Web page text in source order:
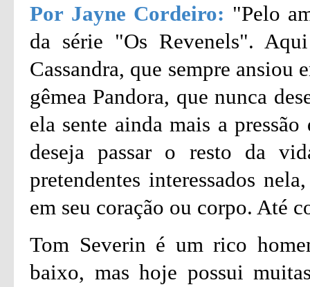
Por Jayne Cordeiro: "Pelo
da série "Os Revenels".
Cassandra, que sempre ansiou
gêmea Pandora, que nunca
ela sente ainda mais a
deseja passar o resto da
pretendentes interessados
em seu coração ou corpo. Até
Tom Severin é um rico
baixo, mas hoje possui